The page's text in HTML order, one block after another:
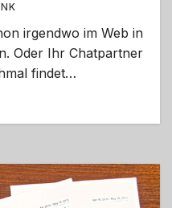
irgendwo im Web in
Oder Ihr Chatpartner
findet…